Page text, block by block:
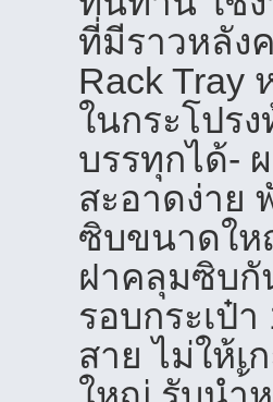
ที่มีราวหลัง
Rack Tray
ในกระโปร
บรรทุกได้-
สะอาดง่าย
ซิบขนาดใ
ฝาคลุมซิบกั
รอบกระเป๋
สาย ไม่ให้